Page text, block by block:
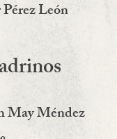
León
May Méndez